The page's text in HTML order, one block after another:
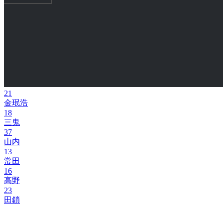
21
金珉浩
18
三鬼
37
山内
13
常田
16
高野
23
田鎖